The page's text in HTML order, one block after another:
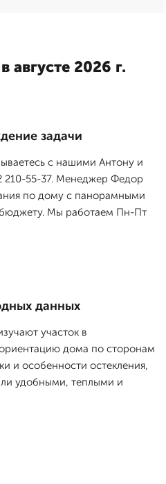
августе 2026 г.
задачи
с нашими Антону и
210-55-37. Менеджер Федор
по дому с панорамными
Мы работаем Пн-Пт
данных
участок в
дома по сторонам
и особенности остекления,
удобными, теплыми и